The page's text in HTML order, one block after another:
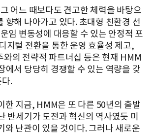
어느 때보다도 견고한 체력을 바탕으
향해 나아가고 있다. 초대형 친환경 선
임 변동성에 대응할 수 있는 안정적 포
지털 전환을 통한 운영 효율성 제고,
와의 전략적 파트너십 등은 현재 HMM
에서 당당히 경쟁할 수 있는 역량을 갖
.
한 지금, HMM은 또 다른 50년의 출발
반세기가 도전과 혁신의 역사였듯 미
와 난관이 있을 것이다. 그러나 새로운